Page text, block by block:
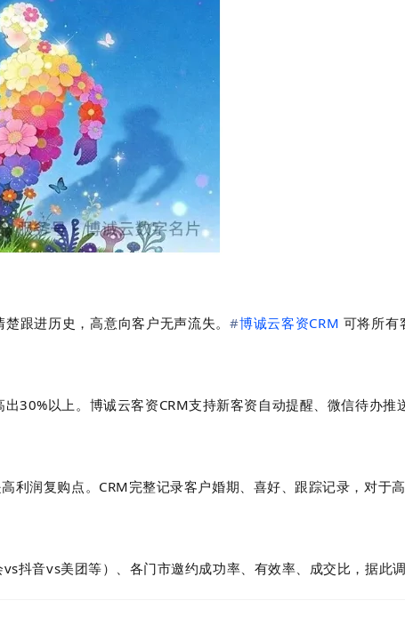
跟进历史，高意向客户无声流失。#博诚云客资CRM 可将所有
出30%以上。博诚云客资CRM支持新客资自动提醒、微信待办
润复购点。CRM完整记录客户婚期、喜好、跟踪记录，对于
vs抖音vs美团等）、各门市邀约成功率、有效率、成交比，据